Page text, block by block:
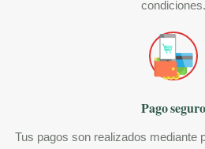
condiciones.
Pago seguro
Tus pagos son realizados mediante